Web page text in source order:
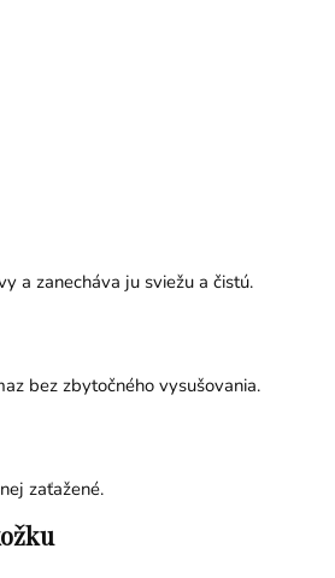
a zanecháva ju sviežu a čistú.
bez zbytočného vysušovania.
zaťažené.